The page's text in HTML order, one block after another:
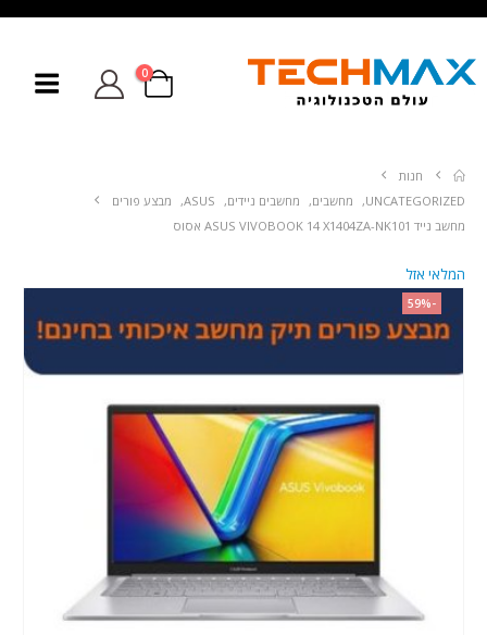
0
חנות
UNCATEGORIZED
, מחשבים, מחשבים ניידים,
ASUS
,
מבצע פורים
מחשב נייד ASUS VIVOBOOK 14 X1404ZA-NK101 אסוס
-59%
המלאי אזל